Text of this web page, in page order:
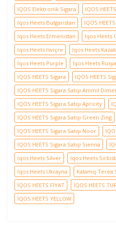
IQOS Elektronik Sigara
IQOS HEETS
Iqos Heets Bulgaristan
IQOS
Iqos Heets Ermenistan
Iqos Heets
Iqos Heets Isviçre
Iqos Heets
Iqos Heets Purple
Iqos Heets Rusya
IQOS HEETS Sigara
IQOS HEETS
IQOS HEETS Sigara Satışı Ammil
IQOS HEETS Sigara Satışı Apricity
IQOS HEETS Sigara Satışı Green Zing
IQOS HEETS Sigara Satışı Noor
IQOS HEETS Sigara Satışı Sienna
Iqos Heets Silver
Iqos Heets
Iqos Heets Ukrayna
Kalamış Terea
İQOS HEETS FİYAT
İQOS HEETS
İQOS HEETS YELLOW